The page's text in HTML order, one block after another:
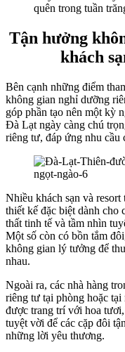
quên trong tuần
Tận hưởng
khách
Bên cạnh những điểm
không gian nghỉ dưỡng
góp phần tạo nên một kỳ
Đà Lạt ngày càng chú
riêng tư, đáp ứng nhu cầu
Nhiều khách sạn và
thiết kế đặc biệt dành cho
thất tinh tế và tầm nhìn
Một số còn có bồn tắm
không gian lý tưởng để
nhau.
Ngoài ra, các nhà hàng
riêng tư tại phòng hoặc
được trang trí với hoa
tuyệt vời để các cặp đôi
những lời yêu thương.